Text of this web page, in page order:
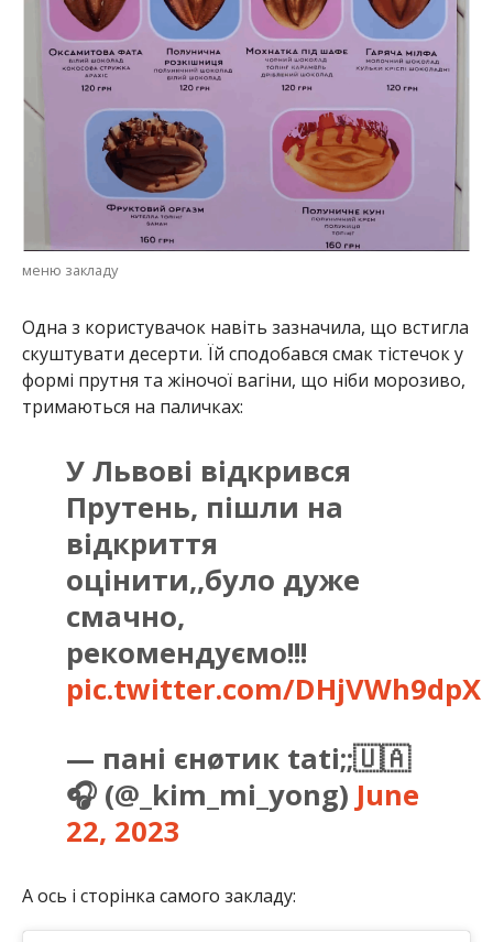
меню закладу
Одна з користувачок навіть зазначила, що встигла
скуштувати десерти. Їй сподобався смак тістечок у
формі прутня та жіночої вагіни, що ніби морозиво,
тримаються на паличках:
У Львові відкрився
Прутень, пішли на
відкриття
оцінити,,було дуже
смачно,
рекомендуємо!!!
pic.twitter.com/DHjVWh9dpX
— пані єнøтик tati;;🇺🇦
🎧 (@_kim_mi_yong) June
22, 2023
А ось і сторінка самого закладу: